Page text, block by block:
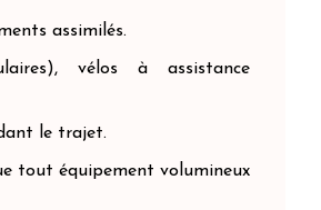
assimilés.
vélos à assistance
le trajet.
tout équipement volumineux